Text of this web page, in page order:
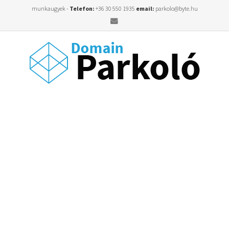
munkaugyek - Telefon: +36 30 550 1935 email: parkolo@byte.hu
Email